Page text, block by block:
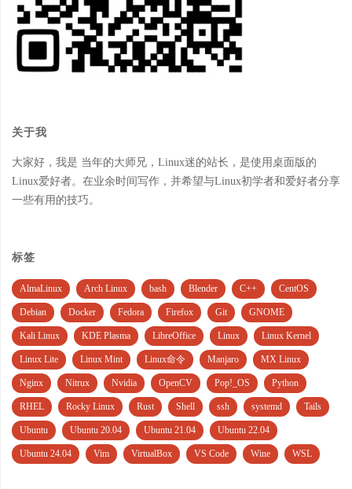
关于我
大家好，我是 当年的大师兄，Linux迷的站长，是使用桌面版的
Linux爱好者。在业余时间写作，并希望与Linux初学者和爱好者分享
一些有用的技巧。
标签
AlmaLinux Arch Linux bash Blender C++ CentOS
Debian Docker Fedora Firefox Git GNOME
Kali Linux KDE Plasma LibreOffice Linux Linux Kernel
Linux Lite Linux Mint Linux命令 Manjaro MX Linux
Nginx Nitrux Nvidia OpenCV Pop!_OS Python
RHEL Rocky Linux Rust Shell ssh systemd Tails
Ubuntu Ubuntu 20.04 Ubuntu 21.04 Ubuntu 22.04
Ubuntu 24.04 Vim VirtualBox VS Code Wine WSL